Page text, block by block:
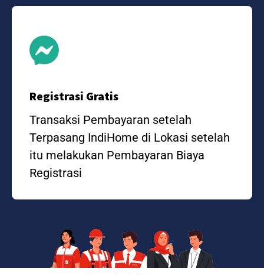
Registrasi Gratis
Transaksi Pembayaran setelah
Terpasang IndiHome di Lokasi setelah
itu melakukan Pembayaran Biaya
Registrasi